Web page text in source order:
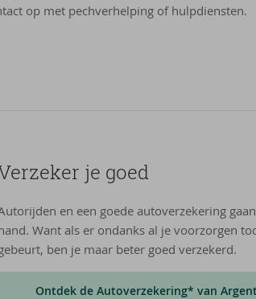
op met pechverhelping of hulpdiensten.
je goed
en een goede autoverzekering
Want als er ondanks al je voorzorgen
ben je maar beter goed verzekerd.
Ontdek de Autoverzekering* van